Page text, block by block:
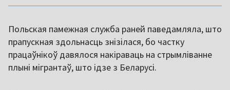
Польская памежная служба раней паведамляла, што
прапускная здольнасць знізілася, бо частку
працаўнікоў давялося накіраваць на стрымліванне
плыні мігрантаў, што ідзе з Беларусі.